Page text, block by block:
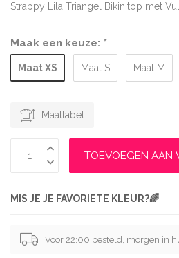
Strappy Lila Triangel Bikinitop met
Maak een keuze: *
Maat XS Maat S Maat M
Maattabel
TOEVOEGEN AAN
MIS JE JE FAVORIETE KLEUR?🌈
Voor 22:00 besteld, morgen in